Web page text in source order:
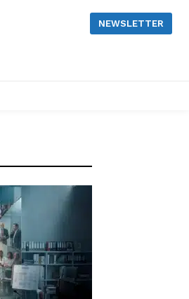
NEWSLETTER